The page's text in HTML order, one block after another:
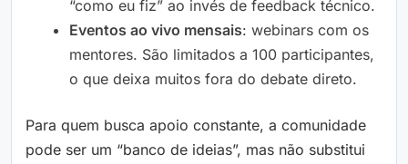
“como eu fiz” ao invés de feedback técnico.
Eventos ao vivo mensais: webinars com os
mentores. São limitados a 100 participantes,
o que deixa muitos fora do debate direto.
Para quem busca apoio constante, a comunidade
pode ser um “banco de ideias”, mas não substitui